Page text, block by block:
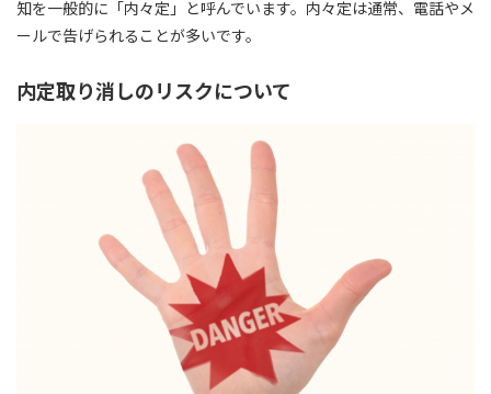
知を一般的に 「内々定」 と呼んでいます。内々定は通常、電話やメ
ールで告げられることが多いです。
内定取り消しのリスクについて